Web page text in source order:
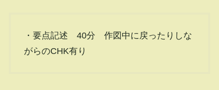
・要点記述 40分 作図中に戻ったりしな
がらのCHK有り